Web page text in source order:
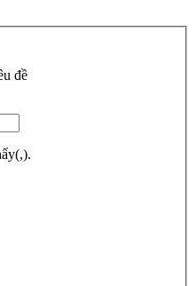
đề